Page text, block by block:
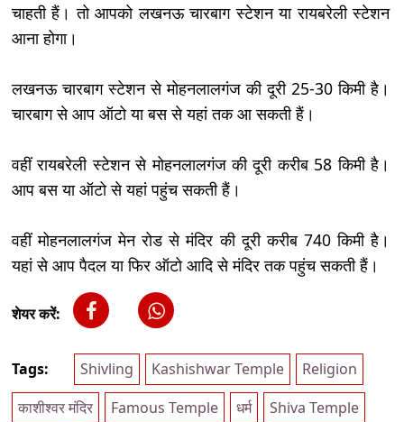
चाहती हैं। तो आपको लखनऊ चारबाग स्टेशन या रायबरेली स्टेशन
आना होगा।
लखनऊ चारबाग स्टेशन से मोहनलालगंज की दूरी 25-30 किमी है।
चारबाग से आप ऑटो या बस से यहां तक आ सकती हैं।
वहीं रायबरेली स्टेशन से मोहनलालगंज की दूरी करीब 58 किमी है।
आप बस या ऑटो से यहां पहुंच सकती हैं।
वहीं मोहनलालगंज मेन रोड से मंदिर की दूरी करीब 740 किमी है।
यहां से आप पैदल या फिर ऑटो आदि से मंदिर तक पहुंच सकती हैं।
शेयर करें:
Tags: Shivling Kashishwar Temple
Religion
काशीश्वर मंदिर
Famous Temple धर्म
Shiva Temple